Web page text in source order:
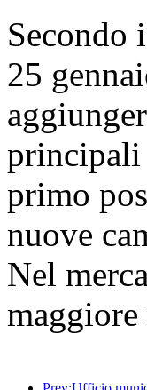
Secondo
25
principali
primo
nuove
Nel